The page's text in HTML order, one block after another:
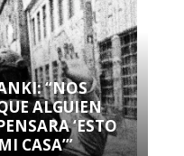
“NOS
ALGUIEN
‘ESTO
CASA’”